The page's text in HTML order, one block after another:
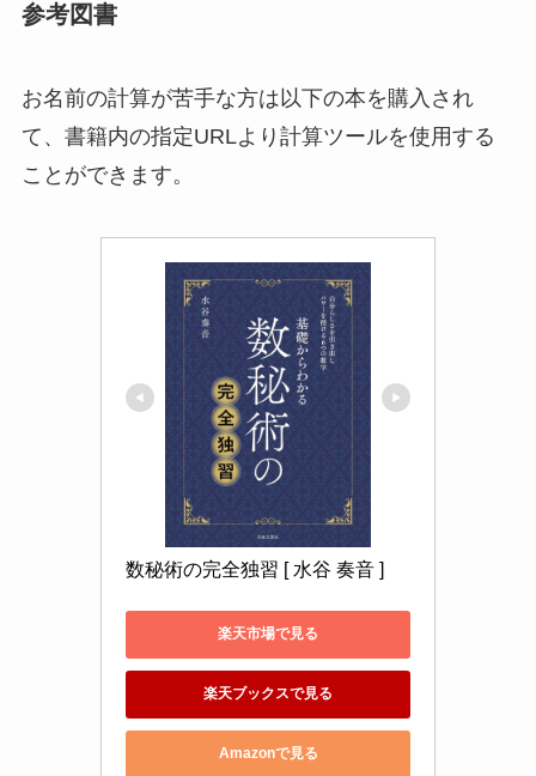
参考図書
お名前の計算が苦手な方は以下の本を購入され
て、書籍内の指定URLより計算ツールを使用する
ことができます。
数秘術の完全独習 [ 水谷 奏音 ]
楽天市場で見る
楽天ブックスで見る
Amazonで見る